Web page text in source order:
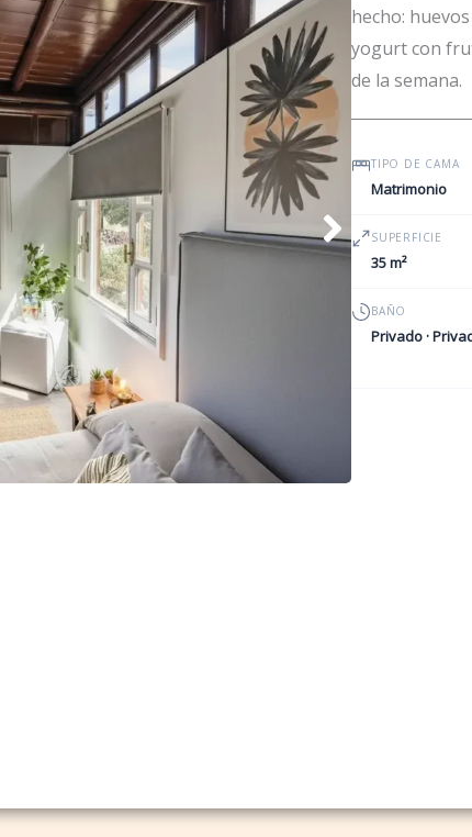
hecho:
yogurt con
de la semana.
TIPO DE CAMA
Matrimonio
SUPERFICIE
35 m²
BAÑO
Privado ·